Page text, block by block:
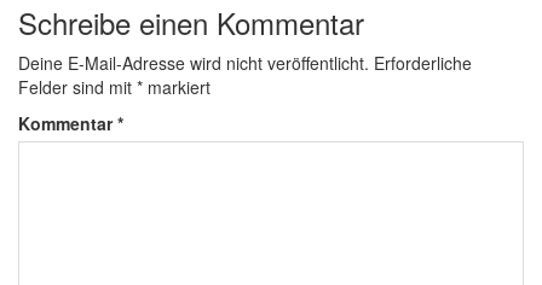
Schreibe einen Kommentar
Deine E-Mail-Adresse wird nicht veröffentlicht. Erforderliche
Felder sind mit * markiert
Kommentar*